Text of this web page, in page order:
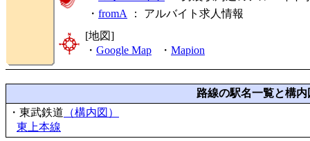
・ fromA ： アルバイト求人情報
[地図]
・ Google Map ・ Mapion
路線の駅名一覧と構内
・東武鉄道 （構内図）
東上本線